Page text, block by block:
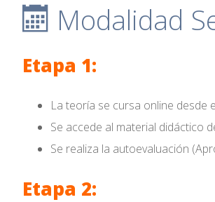
Modalidad
Etapa 1:
La teoría se cursa online desde
Se accede al material didáctico
Se realiza la autoevaluación
Etapa 2: